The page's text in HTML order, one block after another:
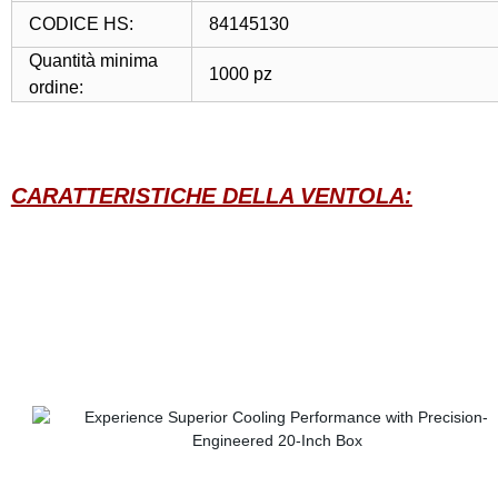
CODICE HS:
84145130
Quantità minima
ordine:
1000 pz
CARATTERISTICHE DELLA VENTOLA: